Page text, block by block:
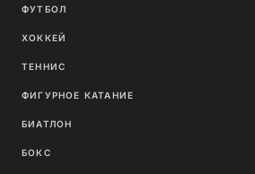
ФУТБОЛ
ХОККЕЙ
ТЕННИС
ФИГУРНОЕ КАТАНИЕ
БИАТЛОН
БОКС